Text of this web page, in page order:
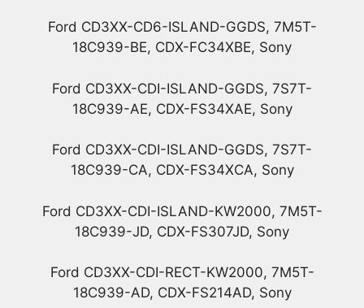
Ford CD3XX-CD6-ISLAND-GGDS, 7M5T-
18C939-BE, CDX-FC34XBE, Sony
Ford CD3XX-CDI-ISLAND-GGDS, 7S7T-
18C939-AE, CDX-FS34XAE, Sony
Ford CD3XX-CDI-ISLAND-GGDS, 7S7T-
18C939-CA, CDX-FS34XCA, Sony
Ford CD3XX-CDI-ISLAND-KW2000, 7M5T-
18C939-JD, CDX-FS307JD, Sony
Ford CD3XX-CDI-RECT-KW2000, 7M5T-
18C939-AD, CDX-FS214AD, Sony